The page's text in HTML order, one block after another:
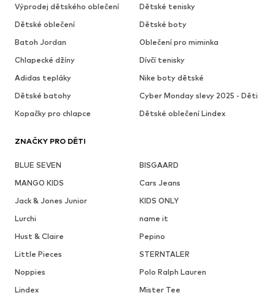
Výprodej dětského oblečení
Dětské tenisky
Dětské oblečení
Dětské boty
Batoh Jordan
Oblečení pro miminka
Chlapecké džíny
Dívčí tenisky
Adidas tepláky
Nike boty dětské
Dětské batohy
Cyber Monday slevy 2025 - Děti
Kopačky pro chlapce
Dětské oblečení Lindex
ZNAČKY PRO DĚTI
BLUE SEVEN
BISGAARD
MANGO KIDS
Cars Jeans
Jack & Jones Junior
KIDS ONLY
Lurchi
name it
Hust & Claire
Pepino
Little Pieces
STERNTALER
Noppies
Polo Ralph Lauren
Lindex
Mister Tee